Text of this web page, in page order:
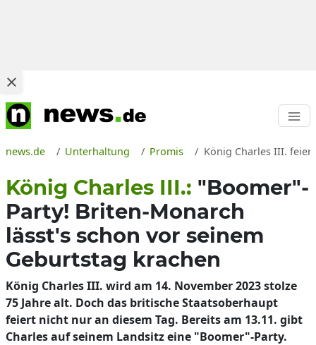
news.de Unterhaltung Promis König Charles III.
König Charles III.: "Boomer"-
Party! Briten-Monarch
lässt's schon vor seinem
Geburtstag krachen
König Charles III. wird am 14. November 2023 stolze
75 Jahre alt. Doch das britische Staatsoberhaupt
feiert nicht nur an diesem Tag. Bereits am 13.11. gibt
Charles auf seinem Landsitz eine "Boomer"-Party.